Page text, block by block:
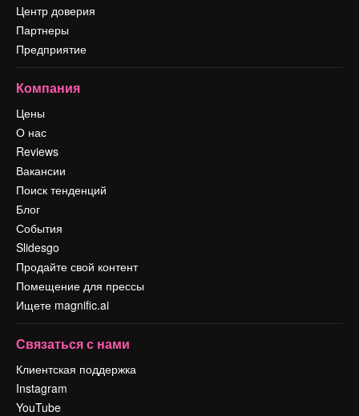
Центр доверия
Партнеры
Предприятие
Компания
Цены
О нас
Reviews
Вакансии
Поиск тенденций
Блог
События
Slidesgo
Продайте свой контент
Помещение для прессы
Ищете magnific.ai
Связаться с нами
Клиентская поддержка
Instagram
YouTube